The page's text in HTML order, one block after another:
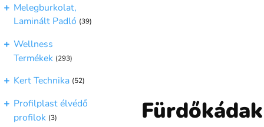
Melegburkolat,
Laminált Padló (39)
Wellness
Termékek (293)
Kert Technika (52)
Profilplast élvédő
profilok (3)